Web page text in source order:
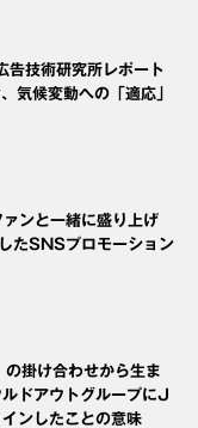
技術研究所レポート
気候変動への「適応」
ンと一緒に盛り上げ
たSNSプロモーション
掛け合わせから生ま
ドアウトグループにJ
ンしたことの意味